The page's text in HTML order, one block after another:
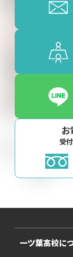
お
受
一ツ葉高校に